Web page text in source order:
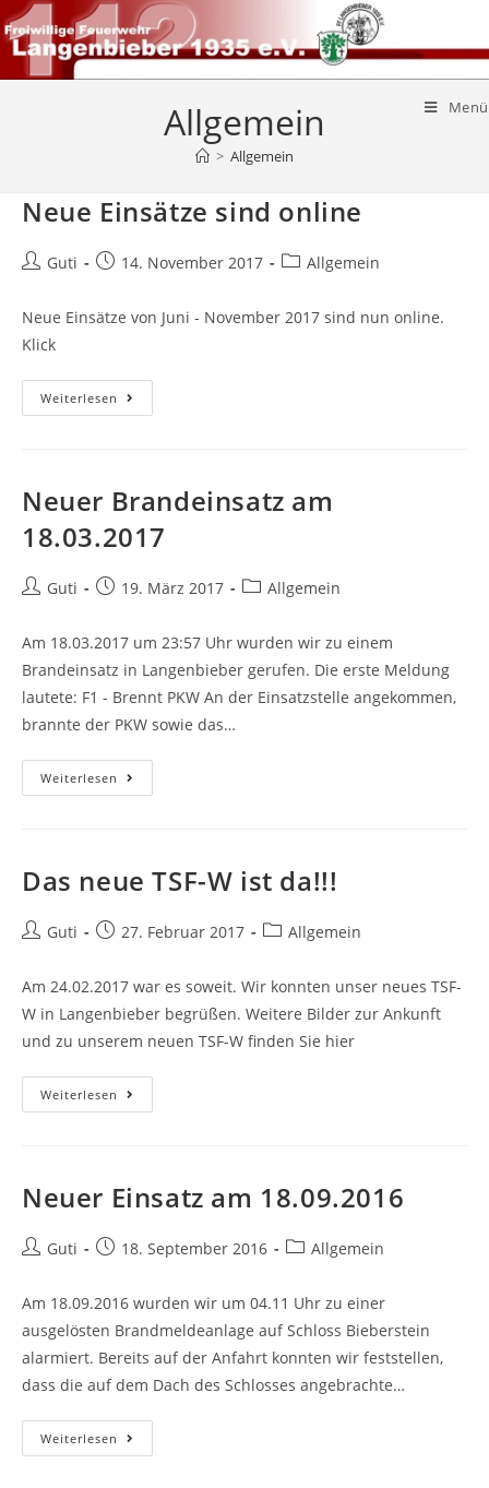
Menü
Allgemein
> Allgemein
Neue Einsätze sind online
Guti 14. November 2017 Allgemein
Neue Einsätze von Juni - November 2017 sind nun online.
Klick
Weiterlesen
Neuer Brandeinsatz am
18.03.2017
Guti 19. März 2017 Allgemein
Am 18.03.2017 um 23:57 Uhr wurden wir zu einem
Brandeinsatz in Langenbieber gerufen. Die erste Meldung
lautete: F1 - Brennt PKW An der Einsatzstelle angekommen,
brannte der PKW sowie das…
Weiterlesen
Das neue TSF-W ist da!!!
Guti 27. Februar 2017 Allgemein
Am 24.02.2017 war es soweit. Wir konnten unser neues TSF-
W in Langenbieber begrüßen. Weitere Bilder zur Ankunft
und zu unserem neuen TSF-W finden Sie hier
Weiterlesen
Neuer Einsatz am 18.09.2016
Guti 18. September 2016 Allgemein
Am 18.09.2016 wurden wir um 04.11 Uhr zu einer
ausgelösten Brandmeldeanlage auf Schloss Bieberstein
alarmiert. Bereits auf der Anfahrt konnten wir feststellen,
dass die auf dem Dach des Schlosses angebrachte…
Weiterlesen